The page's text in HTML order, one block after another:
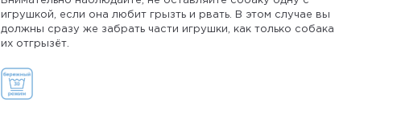
игрушкой, если она любит грызть и рвать. В этом случае вы
должны сразу же забрать части игрушки, как только собака
их отгрызёт.